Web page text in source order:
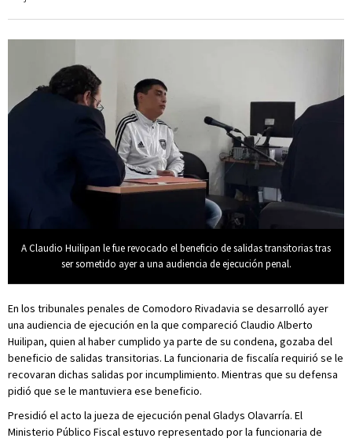
A Claudio Huilipan le fue revocado el beneficio de salidas transitorias tras
ser sometido ayer a una audiencia de ejecución penal.
En los tribunales penales de Comodoro Rivadavia se desarrolló ayer
una audiencia de ejecución en la que compareció Claudio Alberto
Huilipan, quien al haber cumplido ya parte de su condena, gozaba del
beneficio de salidas transitorias. La funcionaria de fiscalía requirió se le
recovaran dichas salidas por incumplimiento. Mientras que su defensa
pidió que se le mantuviera ese beneficio.
Presidió el acto la jueza de ejecución penal Gladys Olavarría. El
Ministerio Público Fiscal estuvo representado por la funcionaria de